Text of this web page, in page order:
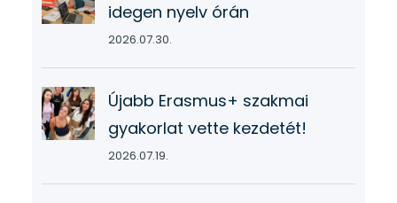
idegen nyelv órán
2026.07.30.
Újabb Erasmus+ szakmai
gyakorlat vette kezdetét!
2026.07.19.